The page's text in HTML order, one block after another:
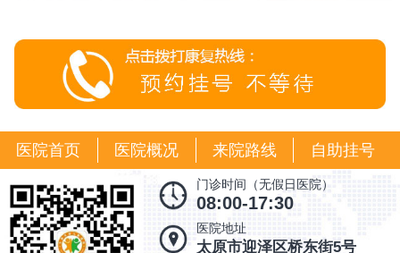
医院首页 医院概况 来院路线 自助挂号
门诊时间（无假日医院）
08:00-17:30
医院地址
太原市迎泽区桥东街5号